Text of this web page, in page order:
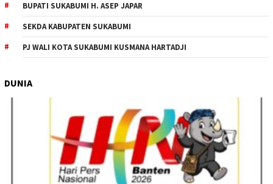
BUPATI SUKABUMI H. ASEP JAPAR
SEKDA KABUPATEN SUKABUMI
PJ WALI KOTA SUKABUMI KUSMANA HARTADJI
DUNIA